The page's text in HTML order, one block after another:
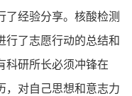
了经验分享。核酸检测
行了志愿行动的总结和
科研所长必须冲锋在
，对自己思想和意志力